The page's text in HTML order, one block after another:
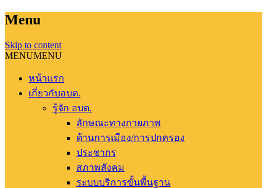
Menu
Skip to content
MENUMENU
หน้าแรก
เกี่ยวกับอบต.
รู้จัก อบต.
ลักษณะทางกายภาพ
ด้านการเมือง/การปกครอง
ประชากร
สภาพสังคม
ระบบบริการขั้นพื้นฐาน